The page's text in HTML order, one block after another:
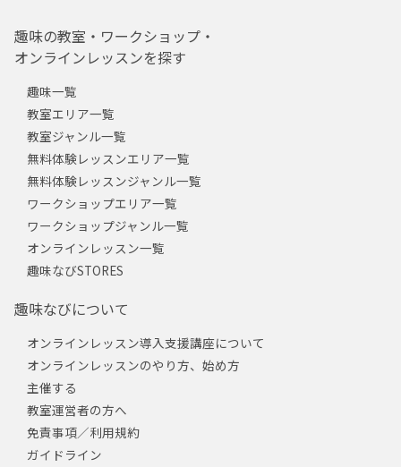
趣味の教室・ワークショップ・
オンラインレッスンを探す
趣味一覧
教室エリア一覧
教室ジャンル一覧
無料体験レッスンエリア一覧
無料体験レッスンジャンル一覧
ワークショップエリア一覧
ワークショップジャンル一覧
オンラインレッスン一覧
趣味なびSTORES
趣味なびについて
オンラインレッスン導入支援講座について
オンラインレッスンのやり方、始め方
主催する
教室運営者の方へ
免責事項／利用規約
ガイドライン